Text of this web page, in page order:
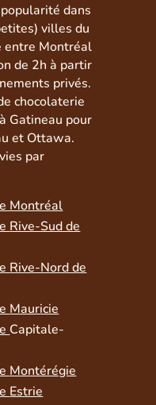
dans
villes du
entre Montréal
de 2h à partir
privés.
chocolaterie
Gatineau pour
et Ottawa.
par
Montréal
Rive-Sud de
Rive-Nord de
Mauricie
Capitale-
Montérégie
Estrie